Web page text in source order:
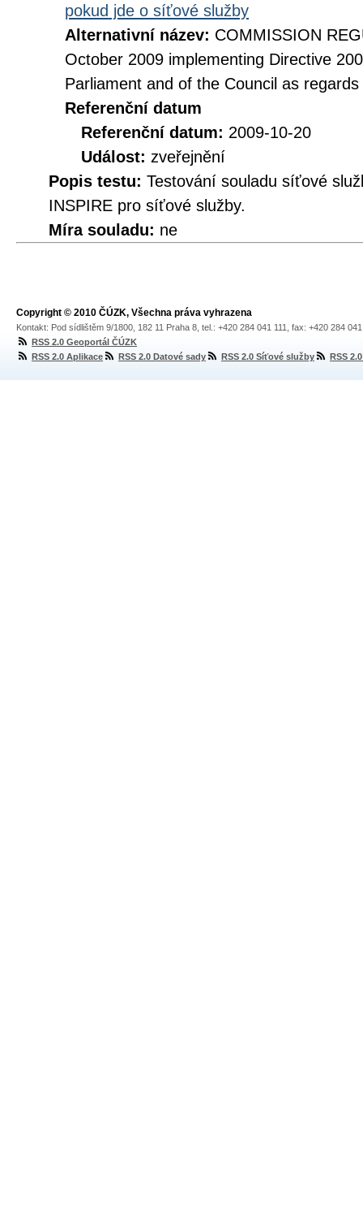
pokud jde o síťové služby
Alternativní název: COMMISSION
October 2009 implementing Directive
Parliament and of the Council as
Referenční datum
Referenční datum: 2009-10-20
Událost: zveřejnění
Popis testu: Testování souladu síťové
INSPIRE pro síťové služby.
Míra souladu: ne
Copyright © 2010 ČÚZK, Všechna práva vyhrazena
Kontakt: Pod sídlištěm 9/1800, 182 11 Praha 8, tel.: +420 284 041 111, fax: +420 284
RSS 2.0 Geoportál ČÚZK
RSS 2.0 Aplikace
RSS 2.0 Datové sady RSS 2.0 Síťové služby RSS